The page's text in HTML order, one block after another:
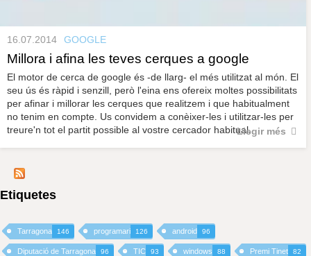
16.07.2014 GOOGLE
Millora i afina les teves cerques a google
El motor de cerca de google és -de llarg- el més utilitzat al món. El
seu ús és ràpid i senzill, però l'eina ens ofereix moltes possibilitats
per afinar i millorar les cerques que realitzem i que habitualment
no tenim en compte. Us convidem a conèixer-les i utilitzar-les per
treure'n tot el partit possible al vostre cercador habitual.Llegir més
Etiquetes
Tarragona 146 programari 126 android 96
Diputació de Tarragona 96 TIC 93 windows 88 Premi Tinet 82